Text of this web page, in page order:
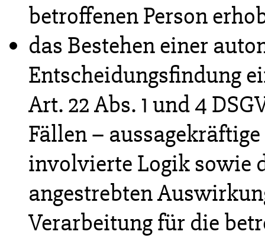
betroffenen Person
das Bestehen einer
Entscheidungsfindung
Art. 22 Abs. 1 und 4
Fällen –
involvierte Logik sowie
angestrebten
Verarbeitung für die